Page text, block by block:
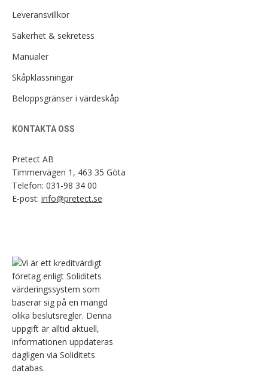
Leveransvillkor
Säkerhet & sekretess
Manualer
Skåpklassningar
Beloppsgränser i värdeskåp
KONTAKTA OSS
Pretect AB
Timmervägen 1, 463 35 Göta
Telefon: 031-98 34 00
E-post: info@pretect.se